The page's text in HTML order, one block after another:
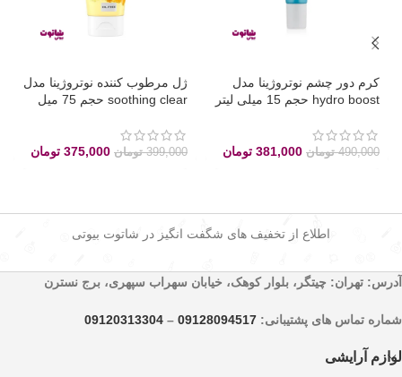
کرم دور چشم نوتروژینا مدل
hydro boost حجم 15 میلی لیتر
490,000 تومان 381,000 تومان
ژل مرطوب کننده نوتروژینا مدل
soothing clear حجم 75 میل
399,000 تومان 375,000 تومان
اطلاع از تخفیف های شگفت انگیز در شاتوت بیوتی
آدرس: تهران: چیتگر، بلوار کوهک، خیابان سهراب سپهری، برج نسترن
شماره تماس های پشتیبانی: 09128094517
–
09120313304
لوازم آرایشی